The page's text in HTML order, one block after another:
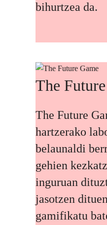
bihurtzea da.
The
The Future
hartzerako
belaunaldi
gehien
inguruan
jasotzen
gamifikatu